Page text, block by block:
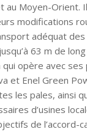
au Moyen-Orient.
modifications
adéquat
63 m de long
qui opère avec
et Enel Green
les pales, ainsi
d’usines
de l’accord-